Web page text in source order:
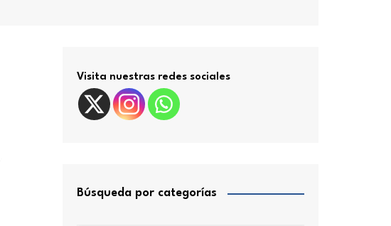
Visita nuestras redes sociales
Búsqueda por categorías